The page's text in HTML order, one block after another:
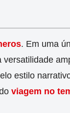
. Em uma
estilo
viagem no